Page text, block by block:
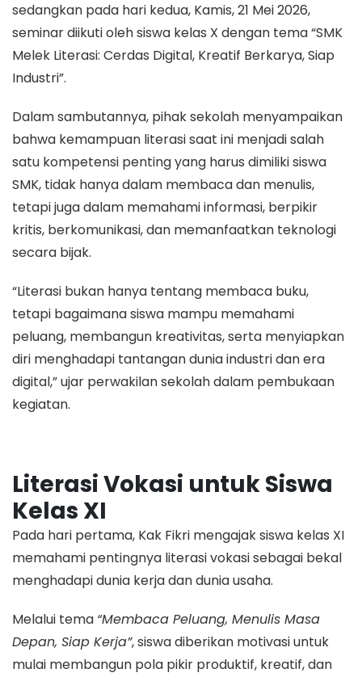
sedangkan pada hari kedua, Kamis, 21 Mei 2026,
seminar diikuti oleh siswa kelas X dengan tema “SMK
Melek Literasi: Cerdas Digital, Kreatif Berkarya, Siap
Industri”.
Dalam sambutannya, pihak sekolah menyampaikan
bahwa kemampuan literasi saat ini menjadi salah
satu kompetensi penting yang harus dimiliki siswa
SMK, tidak hanya dalam membaca dan menulis,
tetapi juga dalam memahami informasi, berpikir
kritis, berkomunikasi, dan memanfaatkan teknologi
secara bijak.
“Literasi bukan hanya tentang membaca buku,
tetapi bagaimana siswa mampu memahami
peluang, membangun kreativitas, serta menyiapkan
diri menghadapi tantangan dunia industri dan era
digital,” ujar perwakilan sekolah dalam pembukaan
kegiatan.
Literasi Vokasi untuk Siswa
Kelas XI
Pada hari pertama, Kak Fikri mengajak siswa kelas XI
memahami pentingnya literasi vokasi sebagai bekal
menghadapi dunia kerja dan dunia usaha.
Melalui tema “Membaca Peluang, Menulis Masa
Depan, Siap Kerja”, siswa diberikan motivasi untuk
mulai membangun pola pikir produktif, kreatif, dan